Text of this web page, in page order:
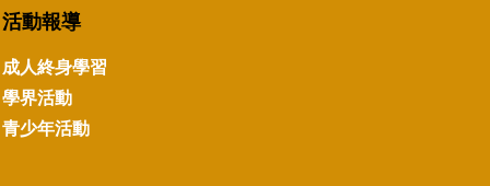
活動報導
成人終身學習
學界活動
青少年活動